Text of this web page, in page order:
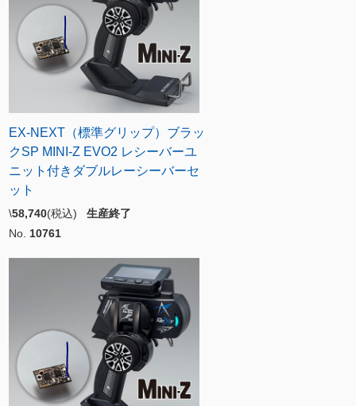
EX-NEXT（標準グリップ）ブラッ
クSP MINI-Z EVO2 レシーバーユ
ニット付きダブルレーシーバーセ
ット
\58,740(税込) 生産終了
No. 10761